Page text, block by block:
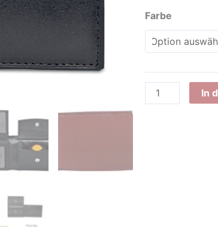
Farbe
VOi
THEO
70100
Unisex
Menge
In